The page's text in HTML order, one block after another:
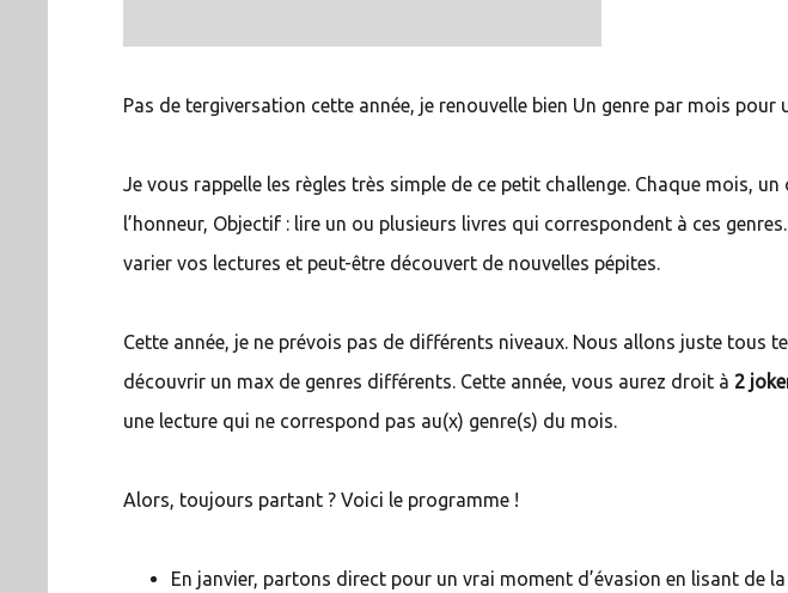
Pas de tergiversation cette année, je renouvelle bien Un genre par mois pour
Je vous rappelle les règles très simple de ce petit challenge. Chaque mois,
l’honneur, Objectif : lire un ou plusieurs livres qui correspondent à ces
varier vos lectures et peut-être découvert de nouvelles pépites.
Cette année, je ne prévois pas de différents niveaux. Nous allons juste tous
découvrir un max de genres différents. Cette année, vous aurez droit à 2
une lecture qui ne correspond pas au(x) genre(s) du mois.
Alors, toujours partant ? Voici le programme !
En janvier, partons direct pour un vrai moment d’évasion en lisant de la